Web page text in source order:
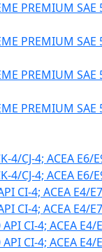
PREMIUM SAE
PREMIUM SAE
PREMIUM SAE
PREMIUM SAE
4/CJ-4; ACEA E6/
4/CJ-4; ACEA E6/
CI-4; ACEA E4/
CI-4; ACEA E4/
CI-4; ACEA E4/
CI-4; ACEA E4/